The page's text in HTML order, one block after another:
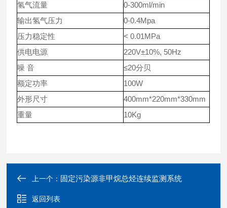
氢气流量
0-300ml/min
输出氢气压力
0-0.4Mpa
压力稳定性
< 0.01MPa
供电电源
220V±10%, 50Hz
噪 音
≤20分贝
额定功率
100W
外形尺寸
400mm*220mm*330mm
重量
10Kg
上一个： 固定污染源非甲烷总烃连续监测系统
返回列表